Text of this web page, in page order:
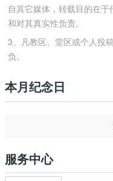
自其它媒体，转载目的在
和对其真实性负责。
3、凡教区、堂区或个人投
负。
本月纪念日
服务中心